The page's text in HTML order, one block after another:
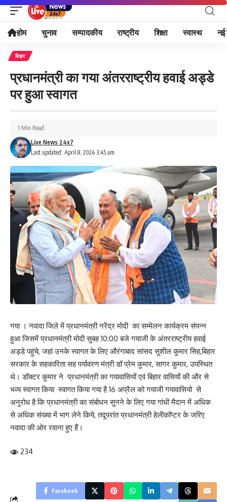
होम चुनाव सम्पादकीय राष्ट्रीय शिक्षा स्वास्थ नई
बिहार
प्रधानमंत्री का गया अंतरराष्ट्रीय हवाई अड्डे
पर हुआ स्वागत
Last updated: April 8, 2024 3:45 am
Live News 24x7
1 Min Read
गया । नवादा जिले में प्रधानमंत्री नरेंद्र मोदी का सम्मेलन कार्यक्रम संपन्न
हुआ जिसमें प्रधानमंत्री मोदी सुबह 10:00 बजे गयाजी के अंतरराष्ट्रीय हवाई
अड्डे पहुंचे, जहां उनके स्वागत के लिए औरंगाबाद सांसद सुशील कुमार सिह,बिहार
सरकार के सहकारिता सह पर्यावरण मंत्री डॉ प्रेम कुमार, सागर कुमार, उपस्थित
थे। डॉक्टर कुमार ने प्रधानमंत्री का गयावासियों एवं बिहार वासियों की और से
भव्य स्वागत किया स्वागत किया गया है 16 अप्रैल को गयाजी गयावासियो से
अनुरोध है कि प्रधानमंत्री का संबोधन सुनने के लिए गया गांधी मैदान में अधिक
से अधिक संख्या में भाग लेने किये, तदूपरांत प्रधानमंत्री हेलीकॉप्टर के जरिए
नवादा की ओर रवाना हुए हैं।
234
Facebook